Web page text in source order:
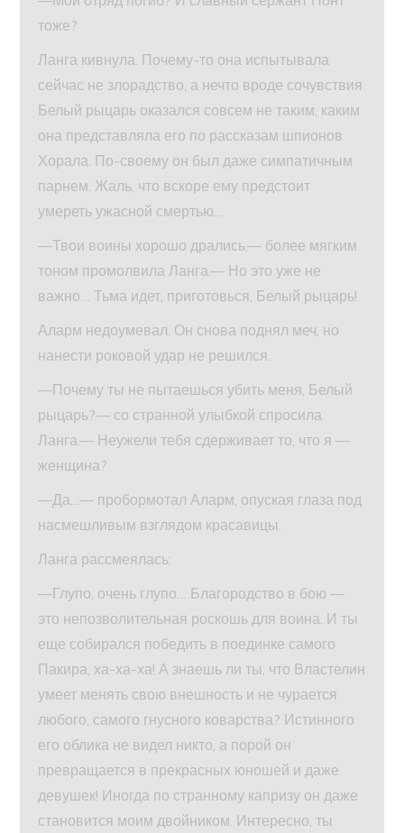
тоже?
Ланга кивнула. Почему-то она испытывала
сейчас не злорадство, а нечто вроде сочувствия.
Белый рыцарь оказался совсем не таким, каким
она представляла его по рассказам шпионов
Хорала. По-своему он был даже симпатичным
парнем. Жаль, что вскоре ему предстоит
умереть ужасной смертью…
—Твои воины хорошо дрались,— более мягким
тоном промолвила Ланга.— Но это уже не
важно… Тьма идет, приготовься, Белый рыцарь!
Аларм недоумевал. Он снова поднял меч, но
нанести роковой удар не решился.
—Почему ты не пытаешься убить меня, Белый
рыцарь?— со странной улыбкой спросила
Ланга.— Неужели тебя сдерживает то, что я —
женщина?
—Да…— пробормотал Аларм, опуская глаза под
насмешливым взглядом красавицы.
Ланга рассмеялась:
—Глупо, очень глупо… Благородство в бою —
это непозволительная роскошь для воина. И ты
еще собирался победить в поединке самого
Пакира, ха-ха-ха! А знаешь ли ты, что Властелин
умеет менять свою внешность и не чурается
любого, самого гнусного коварства? Истинного
его облика не видел никто, а порой он
превращается в прекрасных юношей и даже
девушек! Иногда по странному капризу он даже
становится моим двойником. Интересно, ты